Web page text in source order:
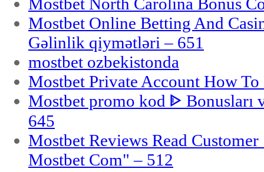
Mostbet Online Betting And
Gəlinlik qiymətləri – 651
mostbet ozbekistonda
Mostbet Private Account How
Mostbet promo kod ᐈ Bonusları
645
Mostbet Reviews Read
Mostbet Com" – 512